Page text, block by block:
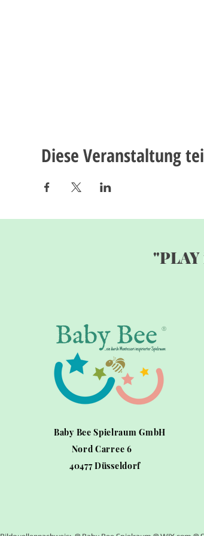
Diese Veranstaltung
®
Baby Bee Spielraum GmbH
Nord Carree 6
40477 Düsseldorf